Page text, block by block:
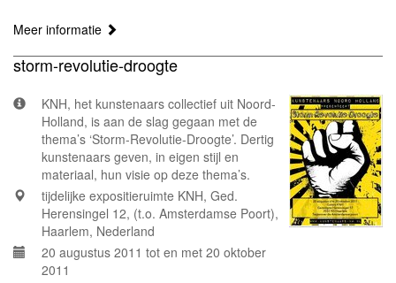
Meer informatie
storm-revolutie-droogte
KNH, het kunstenaars collectief uit Noord-
Holland, is aan de slag gegaan met de
thema’s ‘Storm-Revolutie-Droogte’. Dertig
kunstenaars geven, in eigen stijl en
materiaal, hun visie op deze thema’s.
tijdelijke expositieruimte KNH, Ged.
Herensingel 12, (t.o. Amsterdamse Poort),
Haarlem, Nederland
20 augustus 2011 tot en met 20 oktober
2011